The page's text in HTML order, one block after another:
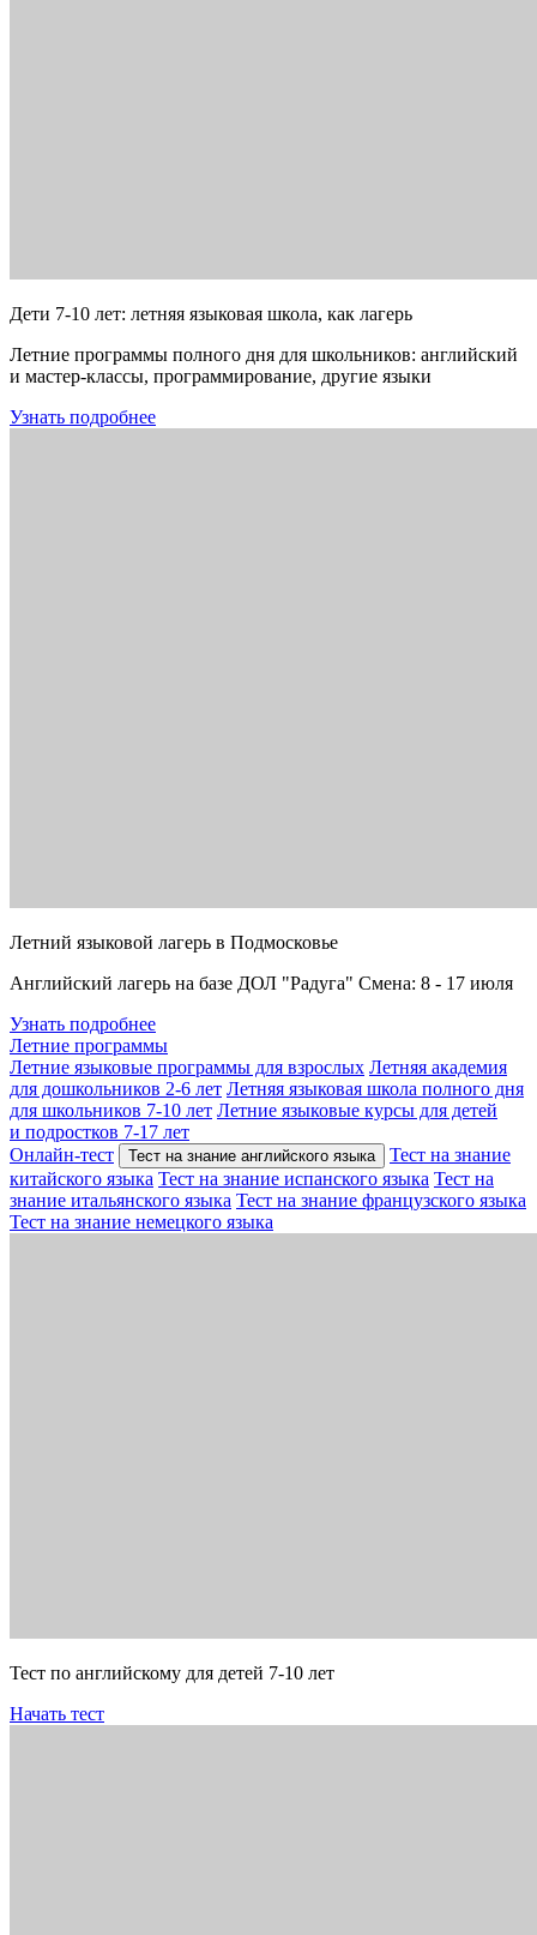
Дети 7-10 лет: летняя языковая школа, как лагерь
Летние программы полного дня для школьников: английский
и мастер-классы, программирование, другие языки
Узнать подробнее
Летний языковой лагерь в Подмосковье
Английский лагерь на базе ДОЛ "Радуга" Смена: 8 - 17 июля
Узнать подробнее
Летние программы
Летние языковые программы для взрослых Летняя академия
для дошкольников 2-6 лет Летняя языковая школа полного дня
для школьников 7-10 лет Летние языковые курсы для детей
и подростков 7-17 лет
Онлайн-тест
Тест на знание английского языка
Тест на знание
китайского языка Тест на знание испанского языка Тест на
знание итальянского языка Тест на знание французского языка
Тест на знание немецкого языка
Тест по английскому для детей 7-10 лет
Начать тест